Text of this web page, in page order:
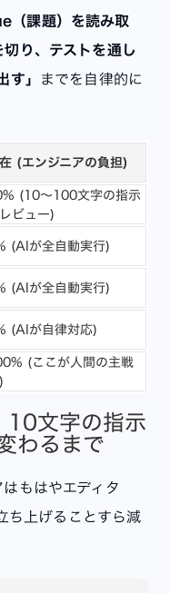
（課題）を読み取
り、テストを通し
」 までを自律的に
(エンジニアの負担)
(10〜100文字の指示
ビュー)
(AIが全自動実行)
(AIが全自動実行)
(AIが自律対応)
(ここが人間の主戦
10文字の指示
わるまで
もはやエディタ
ち上げることすら減